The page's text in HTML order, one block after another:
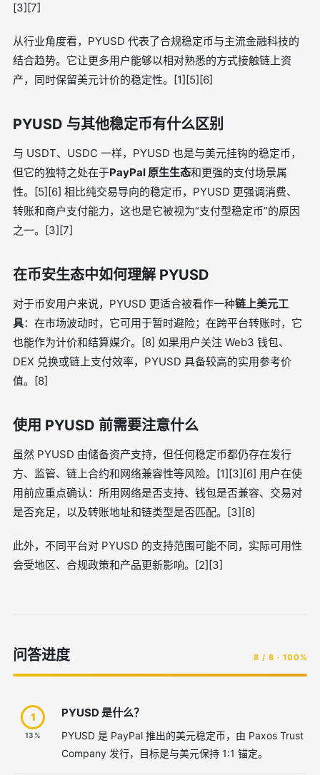
[3][7]
从行业角度看，PYUSD 代表了合规稳定币与主流金融科技的
结合趋势。它让更多用户能够以相对熟悉的方式接触链上资
产，同时保留美元计价的稳定性。[1][5][6]
PYUSD 与其他稳定币有什么区别
与 USDT、USDC 一样，PYUSD 也是与美元挂钩的稳定币，
但它的独特之处在于PayPal 原生生态和更强的支付场景属
性。[5][6] 相比纯交易导向的稳定币，PYUSD 更强调消费、
转账和商户支付能力，这也是它被视为“支付型稳定币”的原因
之一。[3][7]
在币安生态中如何理解 PYUSD
对于币安用户来说，PYUSD 更适合被看作一种链上美元工
具：在市场波动时，它可用于暂时避险；在跨平台转账时，它
也能作为计价和结算媒介。[8] 如果用户关注 Web3 钱包、
DEX 兑换或链上支付效率，PYUSD 具备较高的实用参考价
值。[8]
使用 PYUSD 前需要注意什么
虽然 PYUSD 由储备资产支持，但任何稳定币都仍存在发行
方、监管、链上合约和网络兼容性等风险。[1][3][6] 用户在使
用前应重点确认：所用网络是否支持、钱包是否兼容、交易对
是否充足，以及转账地址和链类型是否匹配。[3][8]
此外，不同平台对 PYUSD 的支持范围可能不同，实际可用性
会受地区、合规政策和产品更新影响。[2][3]
问答进度 8 / 8 · 100%
1
13%
PYUSD 是什么？
PYUSD 是 PayPal 推出的美元稳定币，由 Paxos Trust
Company 发行，目标是与美元保持 1:1 锚定。